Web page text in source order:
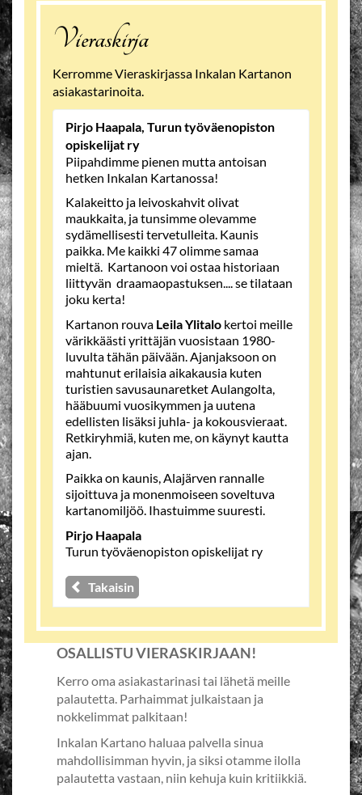
Vieraskirja
Kerromme Vieraskirjassa Inkalan Kartanon
asiakastarinoita.
Pirjo Haapala, Turun työväenopiston
opiskelijat ry
Piipahdimme pienen mutta antoisan
hetken Inkalan Kartanossa!
Kalakeitto ja leivoskahvit olivat
maukkaita, ja tunsimme olevamme
sydämellisesti tervetulleita. Kaunis
paikka. Me kaikki 47 olimme samaa
mieltä. Kartanoon voi ostaa historiaan
liittyvän draamaopastuksen.... se tilataan
joku kerta!
Kartanon rouva Leila Ylitalo kertoi meille
värikkäästi yrittäjän vuosistaan 1980-
luvulta tähän päivään. Ajanjaksoon on
mahtunut erilaisia aikakausia kuten
turistien savusaunaretket Aulangolta,
hääbuumi vuosikymmen ja uutena
edellisten lisäksi juhla- ja kokousvieraat.
Retkiryhmiä, kuten me, on käynyt kautta
ajan.
Paikka on kaunis, Alajärven rannalle
sijoittuva ja monenmoiseen soveltuva
kartanomiljöö. Ihastuimme suuresti.
Pirjo Haapala
Turun työväenopiston opiskelijat ry
Takaisin
OSALLISTU VIERASKIRJAAN!
Kerro oma asiakastarinasi tai lähetä meille
palautetta. Parhaimmat julkaistaan ja
nokkelimmat palkitaan!
Inkalan Kartano haluaa palvella sinua
mahdollisimman hyvin, ja siksi otamme ilolla
palautetta vastaan, niin kehuja kuin kritiikkiä.